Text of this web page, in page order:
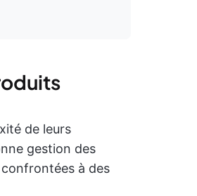
de leurs
gestion des
à des